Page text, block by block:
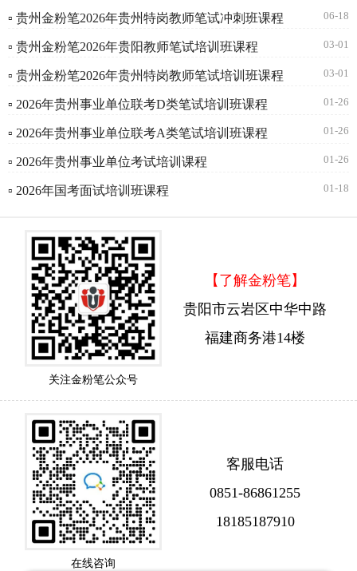
▫ 贵州金粉笔2026年贵州特岗教师笔试冲刺班课程 06-18
▫ 贵州金粉笔2026年贵阳教师笔试培训班课程 03-01
▫ 贵州金粉笔2026年贵州特岗教师笔试培训班课程 03-01
▫ 2026年贵州事业单位联考D类笔试培训班课程 01-26
▫ 2026年贵州事业单位联考A类笔试培训班课程 01-26
▫ 2026年贵州事业单位考试培训课程 01-26
▫ 2026年国考面试培训班课程 01-18
关注金粉笔公众号
【了解金粉笔】
贵阳市云岩区中华中路
福建商务港14楼
在线咨询
客服电话
0851-86861255
18185187910